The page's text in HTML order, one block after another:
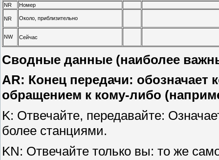
NR
Номер
NR Около, приблизительно
NW Сейчас
Сводные данные (наиболее
AR: Конец передачи: обозначает
обращением к кому-либо
K: Отвечайте, передавайте:
более станциями.
KN: Отвечайте только вы: то же